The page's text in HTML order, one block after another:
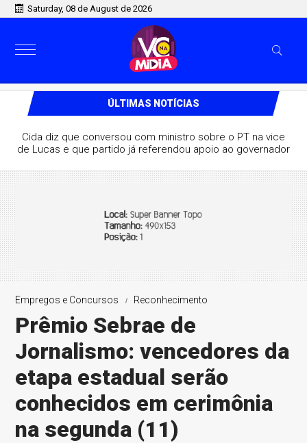
Saturday, 08 de August de 2026
ÚLTIMAS NOTÍCIAS
Cida diz que conversou com ministro sobre o PT na vice
de Lucas e que partido já referendou apoio ao governador
Empregos e Concursos Reconhecimento
Prêmio Sebrae de
Jornalismo: vencedores da
etapa estadual serão
conhecidos em cerimônia
na segunda (11)